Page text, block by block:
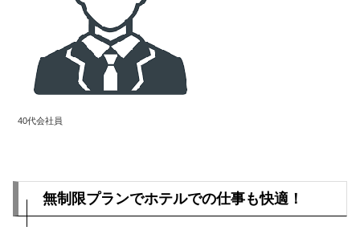
40代会社員
無制限プランでホテルでの仕事も快適！